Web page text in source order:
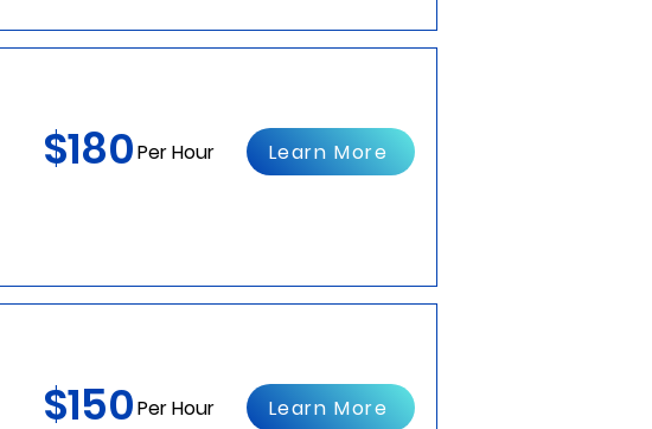
$180Per Hour Learn More
$150Per Hour Learn More